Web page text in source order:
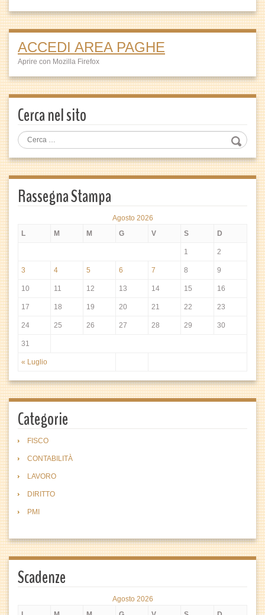
ACCEDI AREA PAGHE
Aprire con Mozilla Firefox
Cerca nel sito
Rassegna Stampa
Agosto 2026
L
M M G V S D
« Luglio
1 2
3 4 5 6 7 8 9
10 11 12 13 14 15 16
17 18 19 20 21 22 23
24 25 26 27 28 29 30
31
Categorie
FISCO
CONTABILITÀ
LAVORO
DIRITTO
PMI
Scadenze
Agosto 2026